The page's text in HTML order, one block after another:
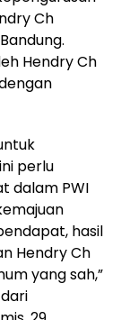
Ch
Hendry Ch
perlu
dalam PWI
hasil
Hendry Ch
yang sah,”